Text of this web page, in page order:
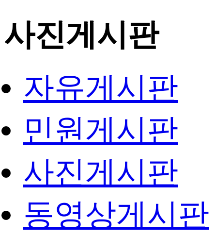
사진게시판
자유게시판
민원게시판
사진게시판
동영상게시판